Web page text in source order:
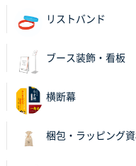
和歌山県S社様
2025年11月05日 11:13
不織布スクエアト
2025年10月28日
リストバンド
ブース装飾・看板
横断幕
梱包・ラッピング